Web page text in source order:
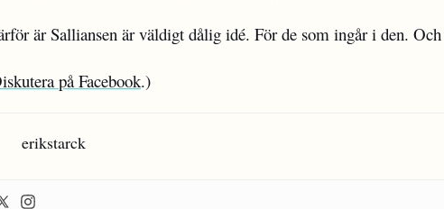
är Salliansen är väldigt dålig idé. För de som ingår i den.
på Facebook.)
erikstarck